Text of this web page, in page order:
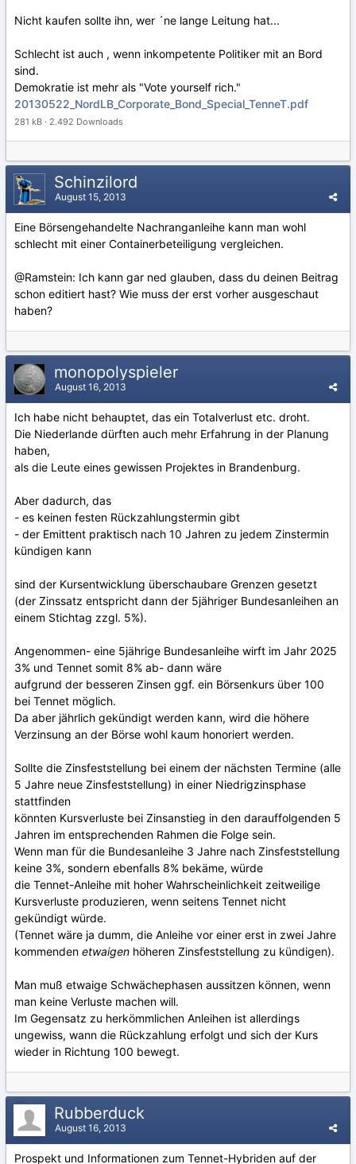
Nicht kaufen sollte ihn, wer ´ne lange Leitung hat...
Schlecht ist auch , wenn inkompetente Politiker mit an Bord
sind.
Demokratie ist mehr als "Vote yourself rich."
20130522_NordLB_Corporate_Bond_Special_TenneT.pdf
281 kB · 2.492 Downloads
Schinzilord
August 15, 2013
Eine Börsengehandelte Nachranganleihe kann man wohl
schlecht mit einer Containerbeteiligung vergleichen.
@Ramstein: Ich kann gar ned glauben, dass du deinen Beitrag
schon editiert hast? Wie muss der erst vorher ausgeschaut
haben?
monopolyspieler
August 16, 2013
Ich habe nicht behauptet, das ein Totalverlust etc. droht.
Die Niederlande dürften auch mehr Erfahrung in der Planung
haben,
als die Leute eines gewissen Projektes in Brandenburg.
Aber dadurch, das
- es keinen festen Rückzahlungstermin gibt
- der Emittent praktisch nach 10 Jahren zu jedem Zinstermin
kündigen kann
sind der Kursentwicklung überschaubare Grenzen gesetzt
(der Zinssatz entspricht dann der 5jähriger Bundesanleihen an
einem Stichtag zzgl. 5%).
Angenommen- eine 5jährige Bundesanleihe wirft im Jahr 2025
3% und Tennet somit 8% ab- dann wäre
aufgrund der besseren Zinsen ggf. ein Börsenkurs über 100
bei Tennet möglich.
Da aber jährlich gekündigt werden kann, wird die höhere
Verzinsung an der Börse wohl kaum honoriert werden.
Sollte die Zinsfeststellung bei einem der nächsten Termine (alle
5 Jahre neue Zinsfeststellung) in einer Niedrigzinsphase
stattfinden
könnten Kursverluste bei Zinsanstieg in den darauffolgenden 5
Jahren im entsprechenden Rahmen die Folge sein.
Wenn man für die Bundesanleihe 3 Jahre nach Zinsfeststellung
keine 3%, sondern ebenfalls 8% bekäme, würde
die Tennet-Anleihe mit hoher Wahrscheinlichkeit zeitweilige
Kursverluste produzieren, wenn seitens Tennet nicht
gekündigt würde.
(Tennet wäre ja dumm, die Anleihe vor einer erst in zwei Jahre
kommenden etwaigen höheren Zinsfeststellung zu kündigen).
Man muß etwaige Schwächephasen aussitzen können, wenn
man keine Verluste machen will.
Im Gegensatz zu herkömmlichen Anleihen ist allerdings
ungewiss, wann die Rückzahlung erfolgt und sich der Kurs
wieder in Richtung 100 bewegt.
Rubberduck
August 16, 2013
Prospekt und Informationen zum Tennet-Hybriden auf der